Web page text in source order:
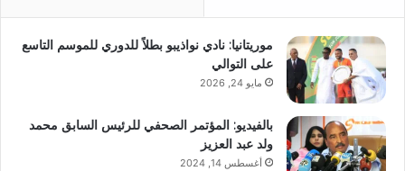
موريتانيا: نادي نواذيبو بطلاً للدوري للموسم التاسع
على التوالي
مايو 24, 2026
بالفيديو: المؤتمر الصحفي للرئيس السابق محمد
ولد عبد العزيز
أغسطس 14, 2024